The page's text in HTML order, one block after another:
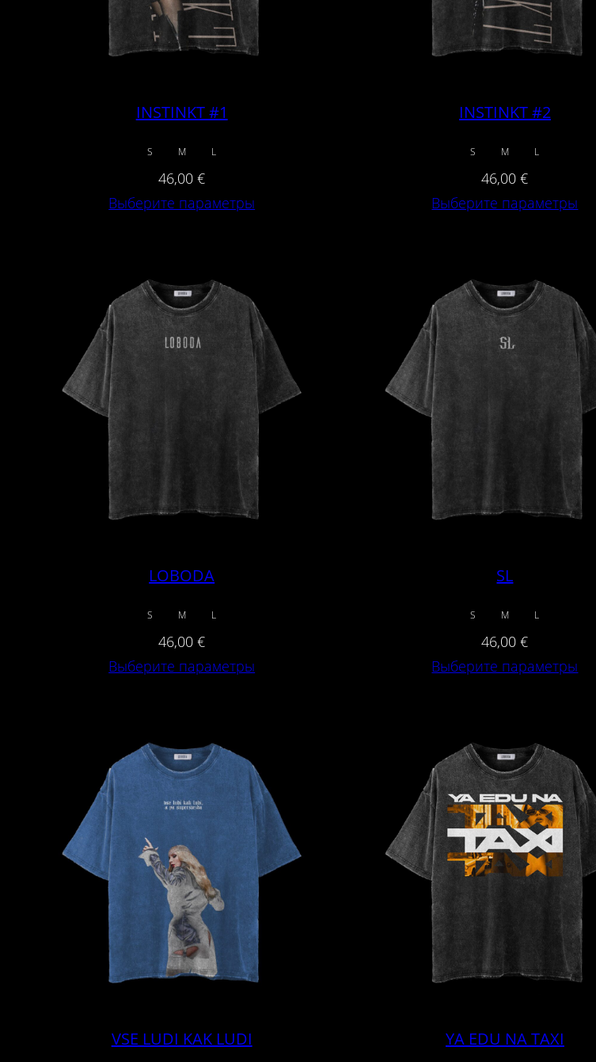
INSTINKT #1
S M L
46,00€
Выберите параметры
INSTINKT #2
S M L
46,00€
Выберите параметры
LOBODA
S M L
46,00€
Выберите параметры
SL
S M L
46,00€
Выберите параметры
VSE LUDI KAK LUDI YA EDU NA TAXI